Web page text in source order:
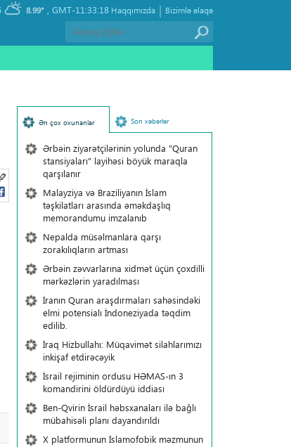
GMT-11:33:18
8.99° Bizimlə əlaqə
|
Haqqımızda
Ən çox oxunanlar Son xəbərlər
Ərbəin ziyarətçilərinin yolunda "Quran
stansiyaları" layihəsi böyük maraqla
qarşılanır
Malayziya və Braziliyanın İslam
təşkilatları arasında əməkdaşlıq
memorandumu imzalanıb
Nepalda müsəlmanlara qarşı
zorakılıqların artması
Ərbəin zəvvarlarına xidmət üçün çoxdilli
mərkəzlərin yaradılması
İranın Quran araşdırmaları sahəsindəki
elmi potensialı İndoneziyada təqdim
edilib.
İraq Hizbullahı: Müqavimət silahlarımızı
inkişaf etdirəcəyik
İsrail rejiminin ordusu HƏMAS-ın 3
komandirini öldürdüyü iddiası
Ben-Qvirin İsrail həbsxanaları ilə bağlı
mübahisəli planı dayandırıldı
X platformunun İslamofobik məzmunun